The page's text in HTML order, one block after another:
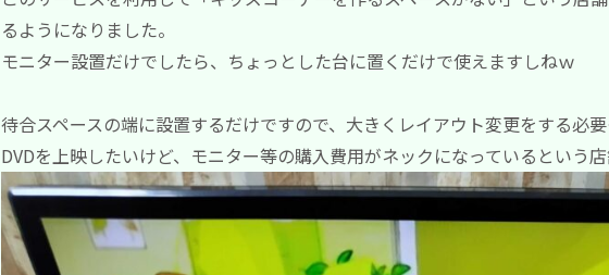
るようになりました。
モニター設置だけでしたら、ちょっとした台に置くだけで使えますしねｗ
待合スペースの端に設置するだけですので、大きくレイアウト変更をする必要
DVDを上映したいけど、モニター等の購入費用がネックになっているという